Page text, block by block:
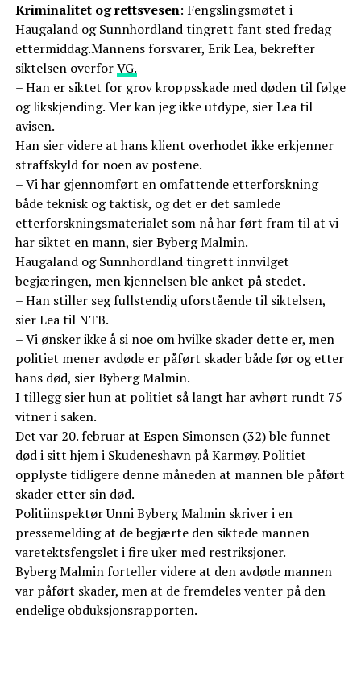
Kriminalitet og rettsvesen: Fengslingsmøtet i
Haugaland og Sunnhordland tingrett fant sted fredag
ettermiddag.Mannens forsvarer, Erik Lea, bekrefter
siktelsen overforVG.
– Han er siktet for grov kroppsskade med døden til følge
og likskjending. Mer kan jeg ikke utdype, sier Lea til
avisen.
Han sier videre at hans klient overhodet ikke erkjenner
straffskyld for noen av postene.
– Vi har gjennomført en omfattende etterforskning
både teknisk og taktisk, og det er det samlede
etterforskningsmaterialet som nå har ført fram til at vi
har siktet en mann, sier Byberg Malmin.
Haugaland og Sunnhordland tingrett innvilget
begjæringen, men kjennelsen ble anket på stedet.
– Han stiller seg fullstendig uforstående til siktelsen,
sier Lea til NTB.
– Vi ønsker ikke å si noe om hvilke skader dette er, men
politiet mener avdøde er påført skader både før og etter
hans død, sier Byberg Malmin.
I tillegg sier hun at politiet så langt har avhørt rundt 75
vitner i saken.
Det var 20. februar at Espen Simonsen (32) ble funnet
død i sitt hjem i Skudeneshavn på Karmøy. Politiet
opplyste tidligere denne måneden at mannen ble påført
skader etter sin død.
Politiinspektør Unni Byberg Malmin skriver i en
pressemelding at de begjærte den siktede mannen
varetektsfengslet i fire uker med restriksjoner.
Byberg Malmin forteller videre at den avdøde mannen
var påført skader, men at de fremdeles venter på den
endelige obduksjonsrapporten.